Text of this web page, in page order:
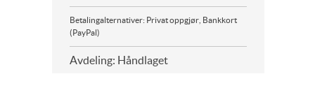
Betalingalternativer: Privat oppgjør, Bankkort
(PayPal)
Avdeling: Håndlaget